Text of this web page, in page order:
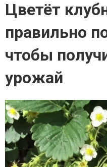
Цветёт
правильно
чтобы
урожай